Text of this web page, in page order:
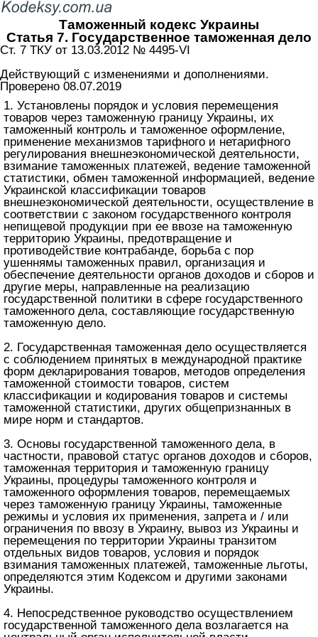
Таможенный кодекс Украины
Статья 7. Государственное таможенная дело
Ст. 7 ТКУ от 13.03.2012 № 4495-VI
Действующий с изменениями и дополнениями.
Проверено 08.07.2019
1. Установлены порядок и условия перемещения
товаров через таможенную границу Украины, их
таможенный контроль и таможенное оформление,
применение механизмов тарифного и нетарифного
регулирования внешнеэкономической деятельности,
взимание таможенных платежей, ведение таможенной
статистики, обмен таможенной информацией, ведение
Украинской классификации товаров
внешнеэкономической деятельности, осуществление в
соответствии с законом государственного контроля
непищевой продукции при ее ввозе на таможенную
территорию Украины, предотвращение и
противодействие контрабанде, борьба с пор
ушеннямы таможенных правил, организация и
обеспечение деятельности органов доходов и сборов и
другие меры, направленные на реализацию
государственной политики в сфере государственного
таможенного дела, составляющие государственную
таможенную дело.
2. Государственная таможенная дело осуществляется
с соблюдением принятых в международной практике
форм декларирования товаров, методов определения
таможенной стоимости товаров, систем
классификации и кодирования товаров и системы
таможенной статистики, других общепризнанных в
мире норм и стандартов.
3. Основы государственной таможенного дела, в
частности, правовой статус органов доходов и сборов,
таможенная территория и таможенную границу
Украины, процедуры таможенного контроля и
таможенного оформления товаров, перемещаемых
через таможенную границу Украины, таможенные
режимы и условия их применения, запрета и / или
ограничения по ввозу в Украину, вывоз из Украины и
перемещения по территории Украины транзитом
отдельных видов товаров, условия и порядок
взимания таможенных платежей, таможенные льготы,
определяются этим Кодексом и другими законами
Украины.
4. Непосредственное руководство осуществлением
государственной таможенного дела возлагается на